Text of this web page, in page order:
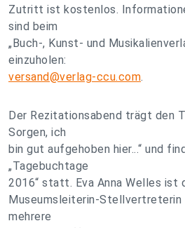
Zutritt ist kostenlos.
sind beim
„Buch-, Kunst- und
einzuholen:
versand@verlag-ccu.com.
Der Rezitationsabend trägt den
Sorgen, ich
bin gut aufgehoben hier...“ und
„Tagebuchtage
2016“ statt. Eva Anna Welles ist
Museumsleiterin-Stellvertreterin
mehrere